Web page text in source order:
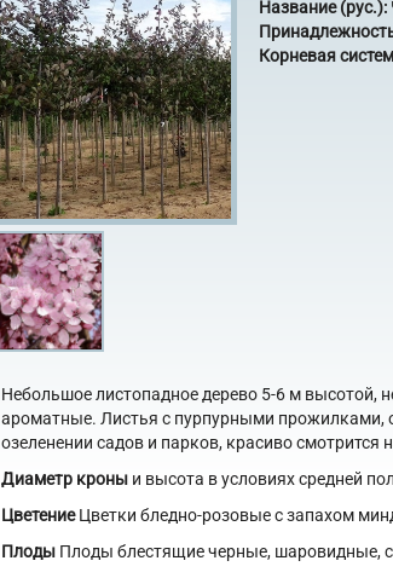
Название (рус.):
Корневая
Небольшое листопадное дерево 5-6 м высотой,
ароматные. Листья с пурпурными прожилками,
озеленении садов и парков, красиво смотрится
Диаметр кроны и высота в условиях средней
ЦветениеЦветки бледно-розовые с запахом
Плоды Плоды блестящие черные, шаровидные,